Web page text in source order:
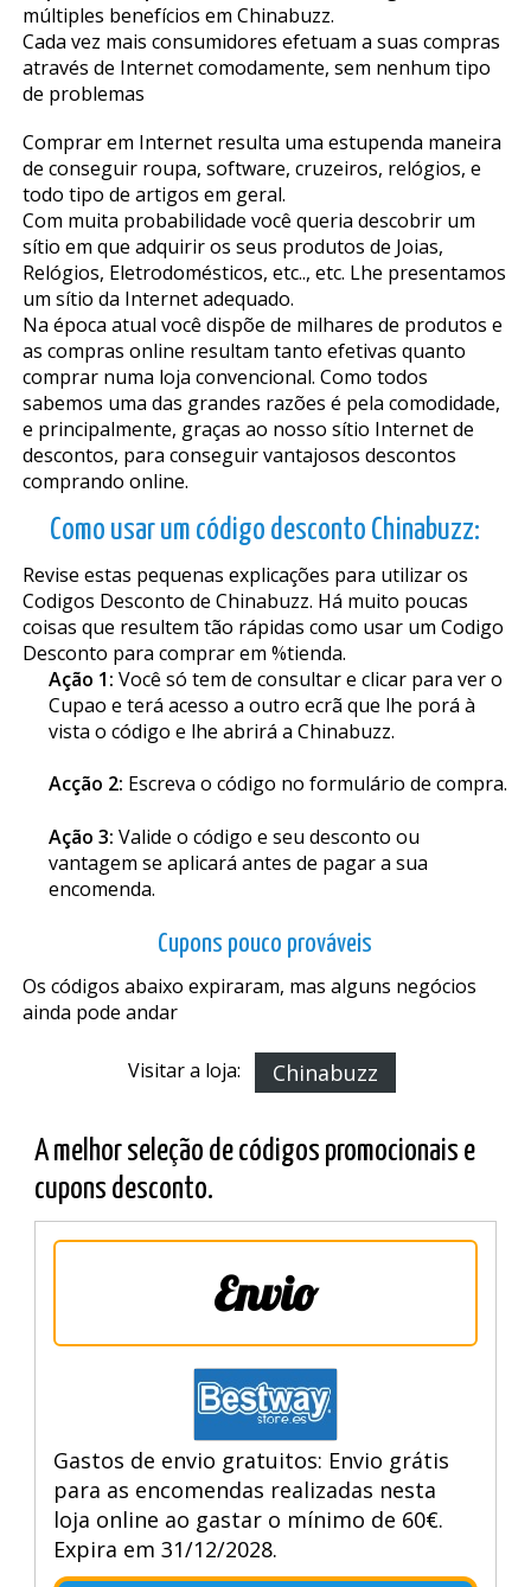
múltiples benefícios em Chinabuzz.
Cada vez mais consumidores efetuam a suas compras
através de Internet comodamente, sem nenhum tipo
de problemas
Comprar em Internet resulta uma estupenda maneira
de conseguir roupa, software, cruzeiros, relógios, e
todo tipo de artigos em geral.
Com muita probabilidade você queria descobrir um
sítio em que adquirir os seus produtos de Joias,
Relógios, Eletrodomésticos, etc.., etc. Lhe presentamos
um sítio da Internet adequado.
Na época atual você dispõe de milhares de produtos e
as compras online resultam tanto efetivas quanto
comprar numa loja convencional. Como todos
sabemos uma das grandes razões é pela comodidade,
e principalmente, graças ao nosso sítio Internet de
descontos, para conseguir vantajosos descontos
comprando online.
Como usar um código desconto Chinabuzz:
Revise estas pequenas explicações para utilizar os
Codigos Desconto de Chinabuzz. Há muito poucas
coisas que resultem tão rápidas como usar um Codigo
Desconto para comprar em %tienda.
Ação 1: Você só tem de consultar e clicar para ver o
Cupao e terá acesso a outro ecrã que lhe porá à
vista o código e lhe abrirá a Chinabuzz.
Acção 2: Escreva o código no formulário de compra.
Ação 3: Valide o código e seu desconto ou
vantagem se aplicará antes de pagar a sua
encomenda.
Cupons pouco prováveis
Os códigos abaixo expiraram, mas alguns negócios
ainda pode andar
Visitar a loja: Chinabuzz
A melhor seleção de códigos promocionais e
cupons desconto.
Envio
Gastos de envio gratuitos: Envio grátis
para as encomendas realizadas nesta
loja online ao gastar o mínimo de 60€.
Expira em 31/12/2028.